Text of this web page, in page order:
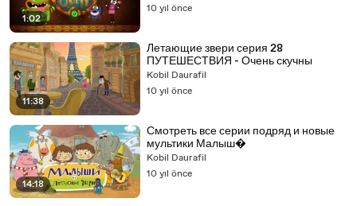
1:02
10 yıl önce
11:38
Летающие звери серия 28
ПУТЕШЕСТВИЯ - Очень скучны
Kobil Daurafil
10 yıl önce
14:18
Смотреть все серии подряд и новые
мультики Малыш�
Kobil Daurafil
10 yıl önce